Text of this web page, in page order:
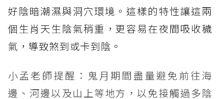
好陰暗潮濕與洞穴環境。這樣的特性讓這兩
個生肖天生陰氣稍重，更容易在夜間吸收穢
氣，導致煞到或卡到陰。
小孟老師提醒：鬼月期間盡量避免前往海
邊、河邊以及山上等地方，以免接觸過多陰